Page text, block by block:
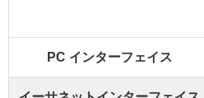
PC インターフェイス